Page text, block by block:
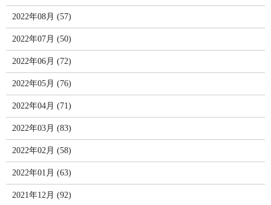
2022年08月 (57)
2022年07月 (50)
2022年06月 (72)
2022年05月 (76)
2022年04月 (71)
2022年03月 (83)
2022年02月 (58)
2022年01月 (63)
2021年12月 (92)